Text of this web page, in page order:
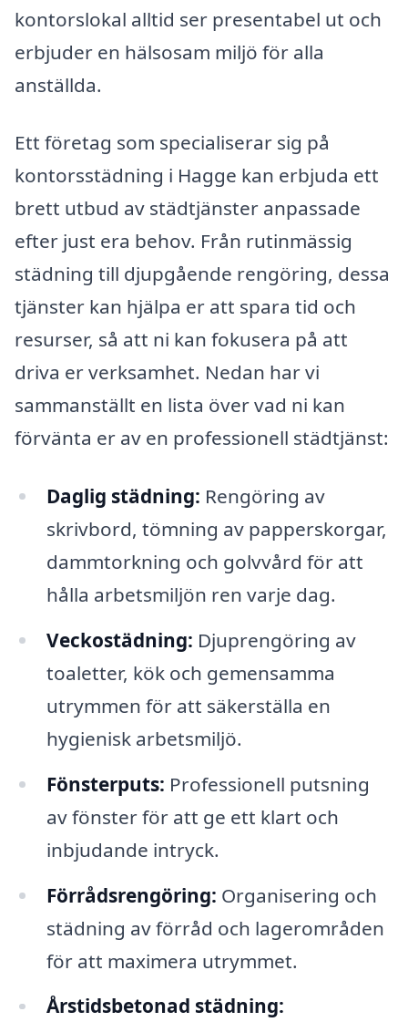
kontorslokal alltid ser presentabel ut och
erbjuder en hälsosam miljö för alla
anställda.
Ett företag som specialiserar sig på
kontorsstädning i Hagge kan erbjuda ett
brett utbud av städtjänster anpassade
efter just era behov. Från rutinmässig
städning till djupgående rengöring, dessa
tjänster kan hjälpa er att spara tid och
resurser, så att ni kan fokusera på att
driva er verksamhet. Nedan har vi
sammanställt en lista över vad ni kan
förvänta er av en professionell städtjänst:
Daglig städning: Rengöring av
skrivbord, tömning av papperskorgar,
dammtorkning och golvvård för att
hålla arbetsmiljön ren varje dag.
Veckostädning: Djuprengöring av
toaletter, kök och gemensamma
utrymmen för att säkerställa en
hygienisk arbetsmiljö.
Fönsterputs: Professionell putsning
av fönster för att ge ett klart och
inbjudande intryck.
Förrådsrengöring: Organisering och
städning av förråd och lagerområden
för att maximera utrymmet.
Årstidsbetonad städning: